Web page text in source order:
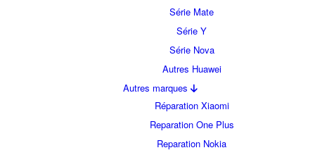
Série Mate
Série Y
Série Nova
Autres Huawei
Autres marques
Réparation Xiaomi
Reparation One Plus
Reparation Nokia